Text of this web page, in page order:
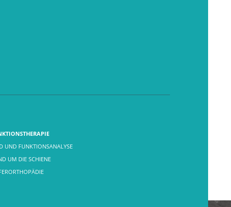
UND FUNKTIONSANALYSE
UM DIE SCHIENE